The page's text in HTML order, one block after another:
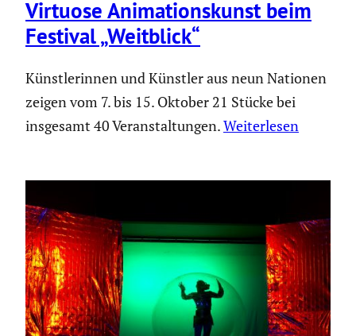
Virtuose Anima­ti­ons­kunst beim
Festival „Weitblick“
Künstlerinnen und Künstler aus neun Nationen
zeigen vom 7. bis 15. Oktober 21 Stücke bei
insgesamt 40 Veranstaltungen.Weiterlesen